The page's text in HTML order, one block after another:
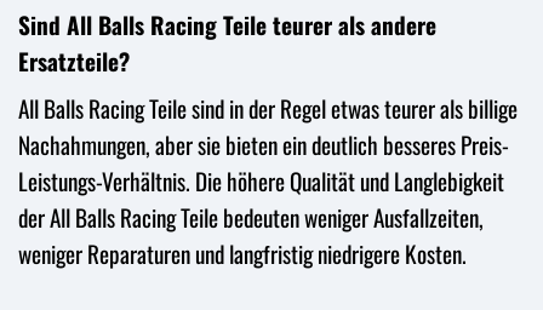
Sind All Balls Racing Teile teurer als andere
Ersatzteile?
All Balls Racing Teile sind in der Regel etwas teurer als billige
Nachahmungen, aber sie bieten ein deutlich besseres Preis-
Leistungs-Verhältnis. Die höhere Qualität und Langlebigkeit
der All Balls Racing Teile bedeuten weniger Ausfallzeiten,
weniger Reparaturen und langfristig niedrigere Kosten.